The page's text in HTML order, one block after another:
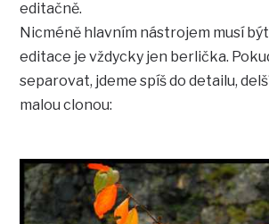
editačně.
Nicméně hlavním nástrojem musí
editace je vždycky jen berlička.
separovat, jdeme spíš do detailu,
malou clonou: